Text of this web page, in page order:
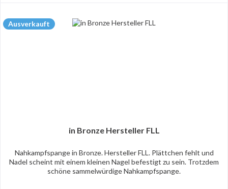
Ausverkauft
in Bronze Hersteller FLL
Nahkampfspange in Bronze. Hersteller FLL. Plättchen fehlt und
Nadel scheint mit einem kleinen Nagel befestigt zu sein. Trotzdem
schöne sammelwürdige Nahkampfspange.